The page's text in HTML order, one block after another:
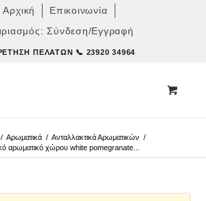
Αρχική
Επικοινωνία
Σύνδεση/Εγγραφή
ΠΕΛΑΤΏΝ 📞 23920 34964
/ Αρωματικά / Ανταλλακτικά Αρωματικών
/
αρωματικό χώρου white pomegranate...